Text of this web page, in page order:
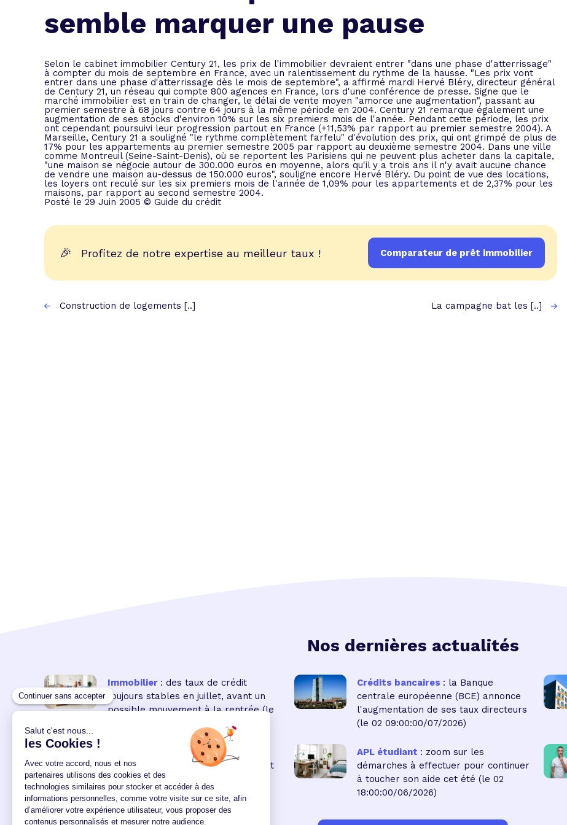
L'acte de vente et le remboursement
Tous les outils prêt immobilier
Profitez de notre expertise au meilleur taux !
Trouvez votre prêt conso au meilleur taux !
Bénéficiez de notre expertise en regroupement de crédits
semble marquer une pause
Selon le cabinet immobilier Century 21, les prix de l'immobilier devraient entrer "dans une phase d'atterrissage"
à compter du mois de septembre en France, avec un ralentissement du rythme de la hausse. "Les prix vont
entrer dans une phase d'atterrissage dès le mois de septembre", a affirmé mardi Hervé Bléry, directeur général
de Century 21, un réseau qui compte 800 agences en France, lors d'une conférence de presse. Signe que le
marché immobilier est en train de changer, le délai de vente moyen "amorce une augmentation", passant au
premier semestre à 68 jours contre 64 jours à la même période en 2004. Century 21 remarque également une
augmentation de ses stocks d'environ 10% sur les six premiers mois de l'année. Pendant cette période, les prix
ont cependant poursuivi leur progression partout en France (+11,53% par rapport au premier semestre 2004). A
Marseille, Century 21 a souligné "le rythme complètement farfelu" d'évolution des prix, qui ont grimpé de plus de
17% pour les appartements au premier semestre 2005 par rapport au deuxième semestre 2004. Dans une ville
comme Montreuil (Seine-Saint-Denis), où se reportent les Parisiens qui ne peuvent plus acheter dans la capitale,
"une maison se négocie autour de 300.000 euros en moyenne, alors qu'il y a trois ans il n'y avait aucune chance
de vendre une maison au-dessus de 150.000 euros", souligne encore Hervé Bléry. Du point de vue des locations,
les loyers ont reculé sur les six premiers mois de l'année de 1,09% pour les appartements et de 2,37% pour les
maisons, par rapport au second semestre 2004.
Posté le 29 Juin 2005 © Guide du crédit
🎉 Profitez de notre expertise au meilleur taux ! Comparateur de prêt immobilier
Construction de logements [..] La campagne bat les [..]
Nos dernières actualités
Immobilier : des taux de crédit
toujours stables en juillet, avant un
possible mouvement à la rentrée (le
Crédits bancaires : la Banque
centrale européenne (BCE) annonce
l'augmentation de ses taux directeurs
(le 02 09:00:00/07/2026)
: la remontée des
taux réduit encore le pouvoir d'achat
des acquéreurs
12:00:00/06/2026)
APL étudiant : zoom sur les
démarches à effectuer pour continuer
à toucher son aide cet été (le 02
18:00:00/06/2026)